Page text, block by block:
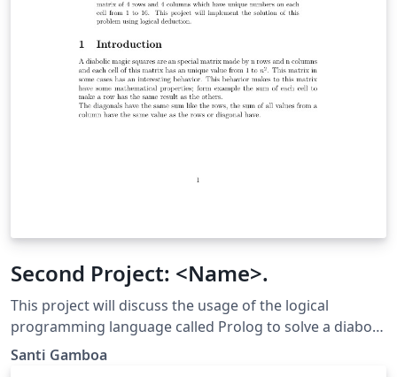
Second Project: <Name>.
This project will discuss the usage of the logical
programming language called Prolog to solve a diabolic
magic squares made with 4 by 4 squares and Python as
Santi Gamboa